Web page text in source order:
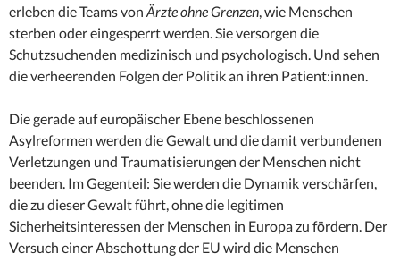
erleben die Teams von Ärzte ohne Grenzen, wie Menschen
sterben oder eingesperrt werden. Sie versorgen die
Schutzsuchenden medizinisch und psychologisch. Und sehen
die verheerenden Folgen der Politik an ihren Patient:innen.
Die gerade auf europäischer Ebene beschlossenen
Asylreformen werden die Gewalt und die damit verbundenen
Verletzungen und Traumatisierungen der Menschen nicht
beenden. Im Gegenteil: Sie werden die Dynamik verschärfen,
die zu dieser Gewalt führt, ohne die legitimen
Sicherheitsinteressen der Menschen in Europa zu fördern. Der
Versuch einer Abschottung der EU wird die Menschen